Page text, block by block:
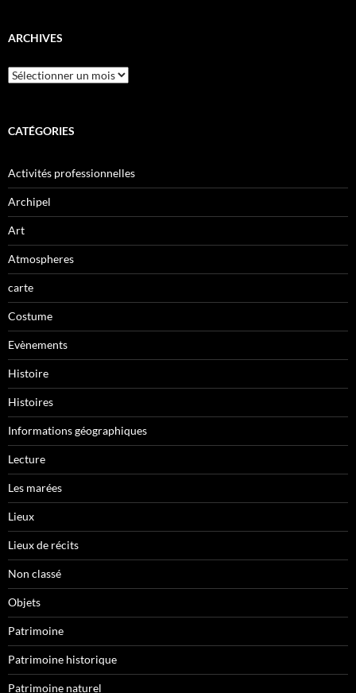
ARCHIVES
CATÉGORIES
Activités professionnelles
Archipel
Art
Atmospheres
carte
Costume
Evènements
Histoire
Histoires
Informations géographiques
Lecture
Les marées
Lieux
Lieux de récits
Non classé
Objets
Patrimoine
Patrimoine historique
Patrimoine naturel